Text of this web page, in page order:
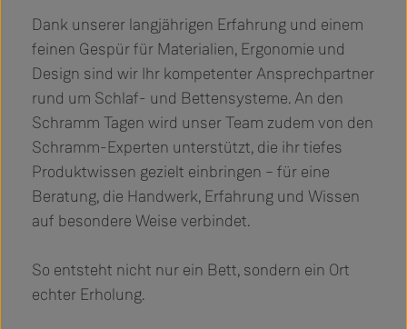
Dank unserer langjährigen Erfahrung und einem
feinen Gespür für Materialien, Ergonomie und
Design sind wir Ihr kompetenter Ansprechpartner
rund um Schlaf- und Bettensysteme. An den
Schramm Tagen wird unser Team zudem von den
Schramm-Experten unterstützt, die ihr tiefes
Produktwissen gezielt einbringen – für eine
Beratung, die Handwerk, Erfahrung und Wissen
auf besondere Weise verbindet.
So entsteht nicht nur ein Bett, sondern ein Ort
echter Erholung.